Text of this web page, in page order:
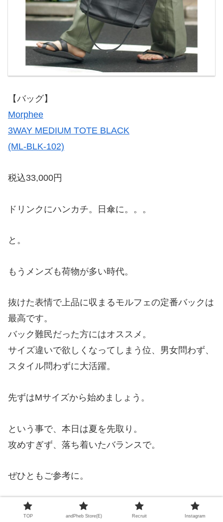
【バッグ】
Morphee
3WAY MEDIUM TOTE BLACK
(ML-BLK-102)
税込33,000円
ドリンクにハンカチ。日傘に。。。
と。
もうメンズも荷物が多い時代。
抜けた表情で上品に収まるモルフェの定番バックは
最高です。
バック難民だった方にはオススメ。
サイズ違いで欲しくなってしまう位、男女問わず、
スタイル問わずに大活躍。
先ずはMサイズから始めましょう。
という事で、本日は夏を先取り。
攻めすぎず、落ち着いたバランスで。
ぜひともご参考に。
それでは来週もお待ちしております!!
TOP andPheb Store(E) Recruit Instagram